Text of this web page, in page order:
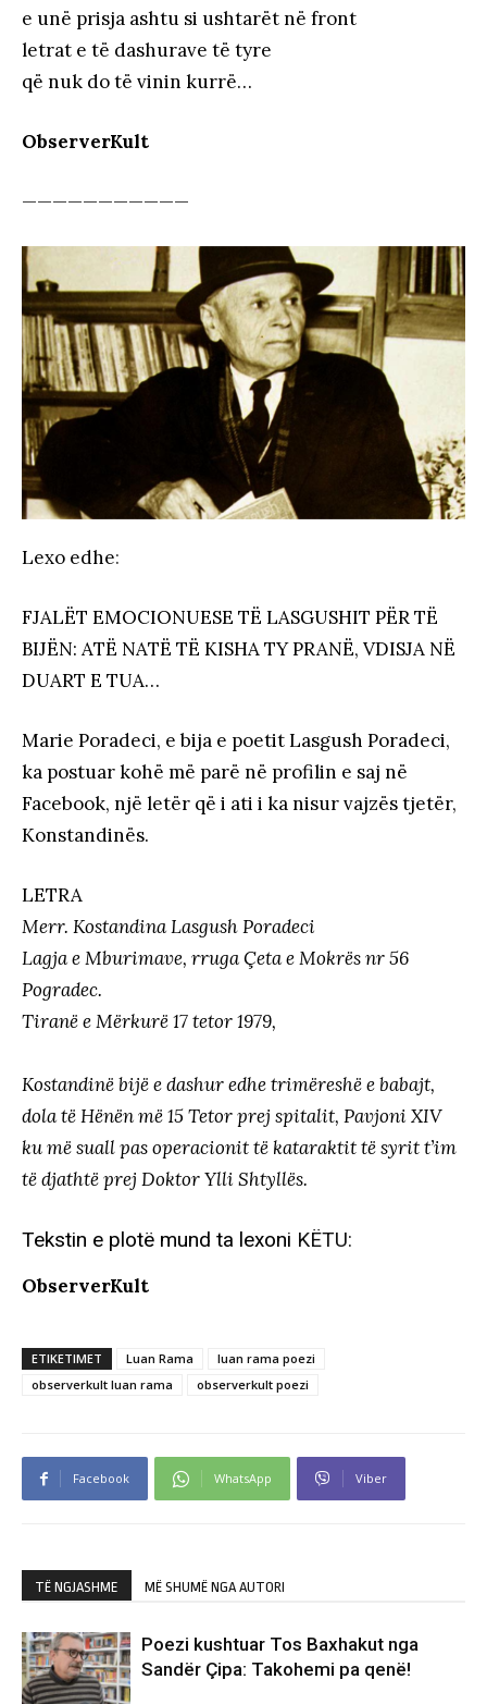
e unë prisja ashtu si ushtarët në front
letrat e të dashurave të tyre
që nuk do të vinin kurrë…
ObserverKult
———————————
Lexo edhe:
FJALËT EMOCIONUESE TË LASGUSHIT PËR TË
BIJËN: ATË NATË TË KISHA TY PRANË, VDISJA NË
DUART E TUA…
Marie Poradeci, e bija e poetit Lasgush Poradeci,
ka postuar kohë më parë në profilin e saj në
Facebook, një letër që i ati i ka nisur vajzës tjetër,
Konstandinës.
LETRA
Merr. Kostandina Lasgush Poradeci
Lagja e Mburimave, rruga Çeta e Mokrës nr 56
Pogradec.
Tiranë e Mërkurë 17 tetor 1979,
Kostandinë bijë e dashur edhe trimëreshë e babajt,
dola të Hënën më 15 Tetor prej spitalit, Pavjoni XIV
ku më suall pas operacionit të kataraktit të syrit t’im
të djathtë prej Doktor Ylli Shtyllës.
Tekstin e plotë mund ta lexoni KËTU:
ObserverKult
ETIKETIMET Luan Rama
luan rama poezi
observerkult luan rama
observerkult poezi
Facebook WhatsApp Viber
TË NGJASHME MË SHUMË NGA AUTORI
Poezi kushtuar Tos Baxhakut nga
Sandër Çipa: Takohemi pa qenë!